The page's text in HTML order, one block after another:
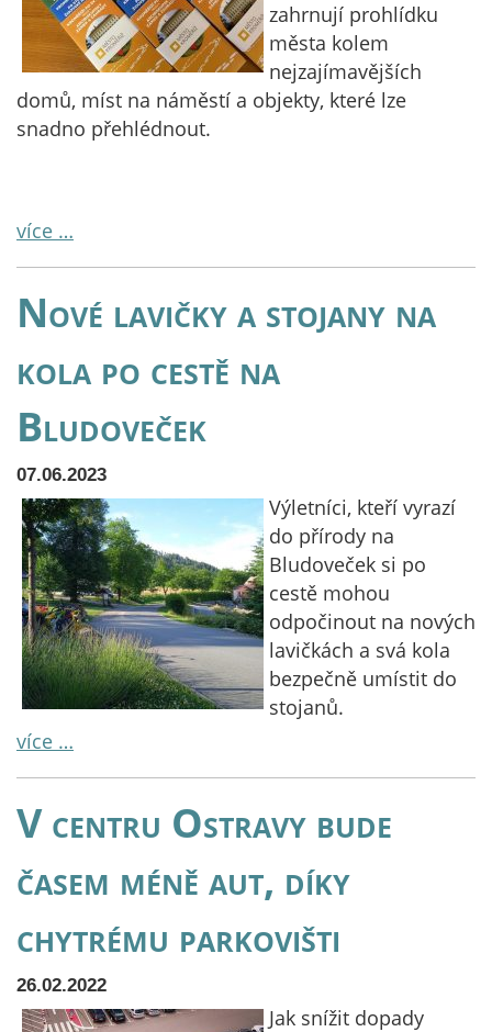
zahrnují prohlídku
města kolem
nejzajímavějších
domů, míst na náměstí a objekty, které lze
snadno přehlédnout.
více …
Nové lavičky a stojany na
kola po cestě na
Bludoveček
07.06.2023
Výletníci, kteří vyrazí
do přírody na
Bludoveček si po
cestě mohou
odpočinout na nových
lavičkách a svá kola
bezpečně umístit do
stojanů.
více …
V centru Ostravy bude
časem méně aut, díky
chytrému parkovišti
26.02.2022
Jak snížit dopady